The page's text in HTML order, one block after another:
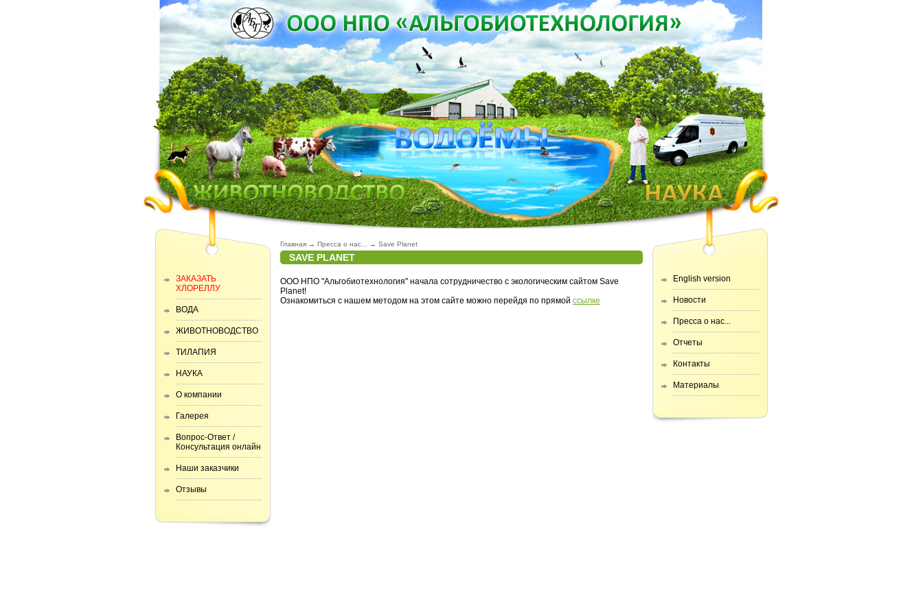
ЗАКАЗАТЬ
ХЛОРЕЛЛУ
ВОДА
ЖИВОТНОВОДСТВО
ТИЛАПИЯ
НАУКА
О компании
Галерея
Вопрос-Ответ /
Консультация онлайн
Наши заказчики
Отзывы
English version
Новости
Пресса о нас...
Отчеты
Контакты
Материалы
Главная → Пресса о нас... → Save Planet
SAVE PLANET
ООО НПО "Альгобиотехнология" начала сотрудничество с экологическим сайтом Save
Planet!
Ознакомиться с нашем методом на этом сайте можно перейдя по прямой ссылке